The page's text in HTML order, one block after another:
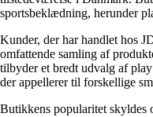
sportsbeklædning, herunder
Kunder, der har handlet hos
omfattende samling af
tilbyder et bredt udvalg af
der appellerer til forskellige
Butikkens popularitet skyldes